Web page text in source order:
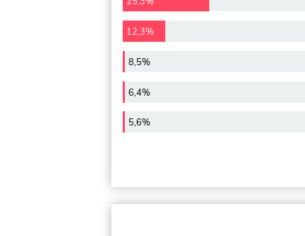
12,3%
8,5%
6,4%
5,6%